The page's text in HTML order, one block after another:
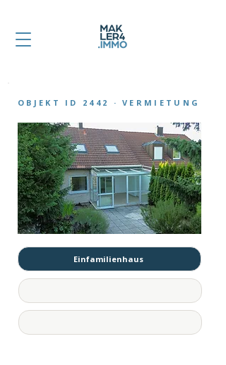
OBJEKT ID 2442 · VERMIETUNG
Einfamilienhaus